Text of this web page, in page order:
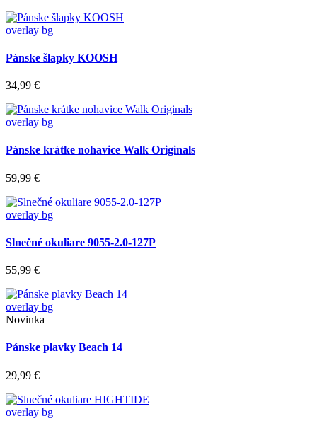
overlay bg
Pánske šlapky KOOSH
34,99 €
overlay bg
Pánske krátke nohavice Walk Originals
59,99 €
overlay bg
Slnečné okuliare 9055-2.0-127P
55,99 €
overlay bg
Novinka
Pánske plavky Beach 14
29,99 €
overlay bg